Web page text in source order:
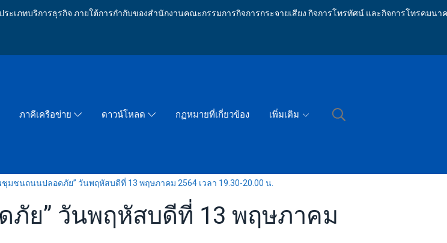
ะเภทบริการธุรกิจ ภายใต้การกำกับของสำนักงานคณะกรรมการกิจการกระจายเสียง กิจการโทรทัศน์ และกิจการโทรคมนา
ภาคีเครือข่าย ดาวน์โหลด กฏหมายที่เกี่ยวข้อง เพิ่มเติม
ชุมชนถนนปลอดภัย” วันพฤหัสบดีที่ 13 พฤษภาคม 2564 เวลา 19.30-20.00 น.
ย” วันพฤหัสบดีที่ 13 พฤษภาคม